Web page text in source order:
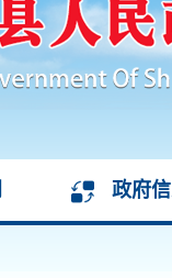
政府